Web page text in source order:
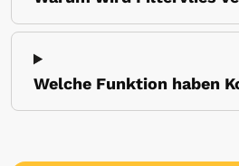
Welche Funktion haben